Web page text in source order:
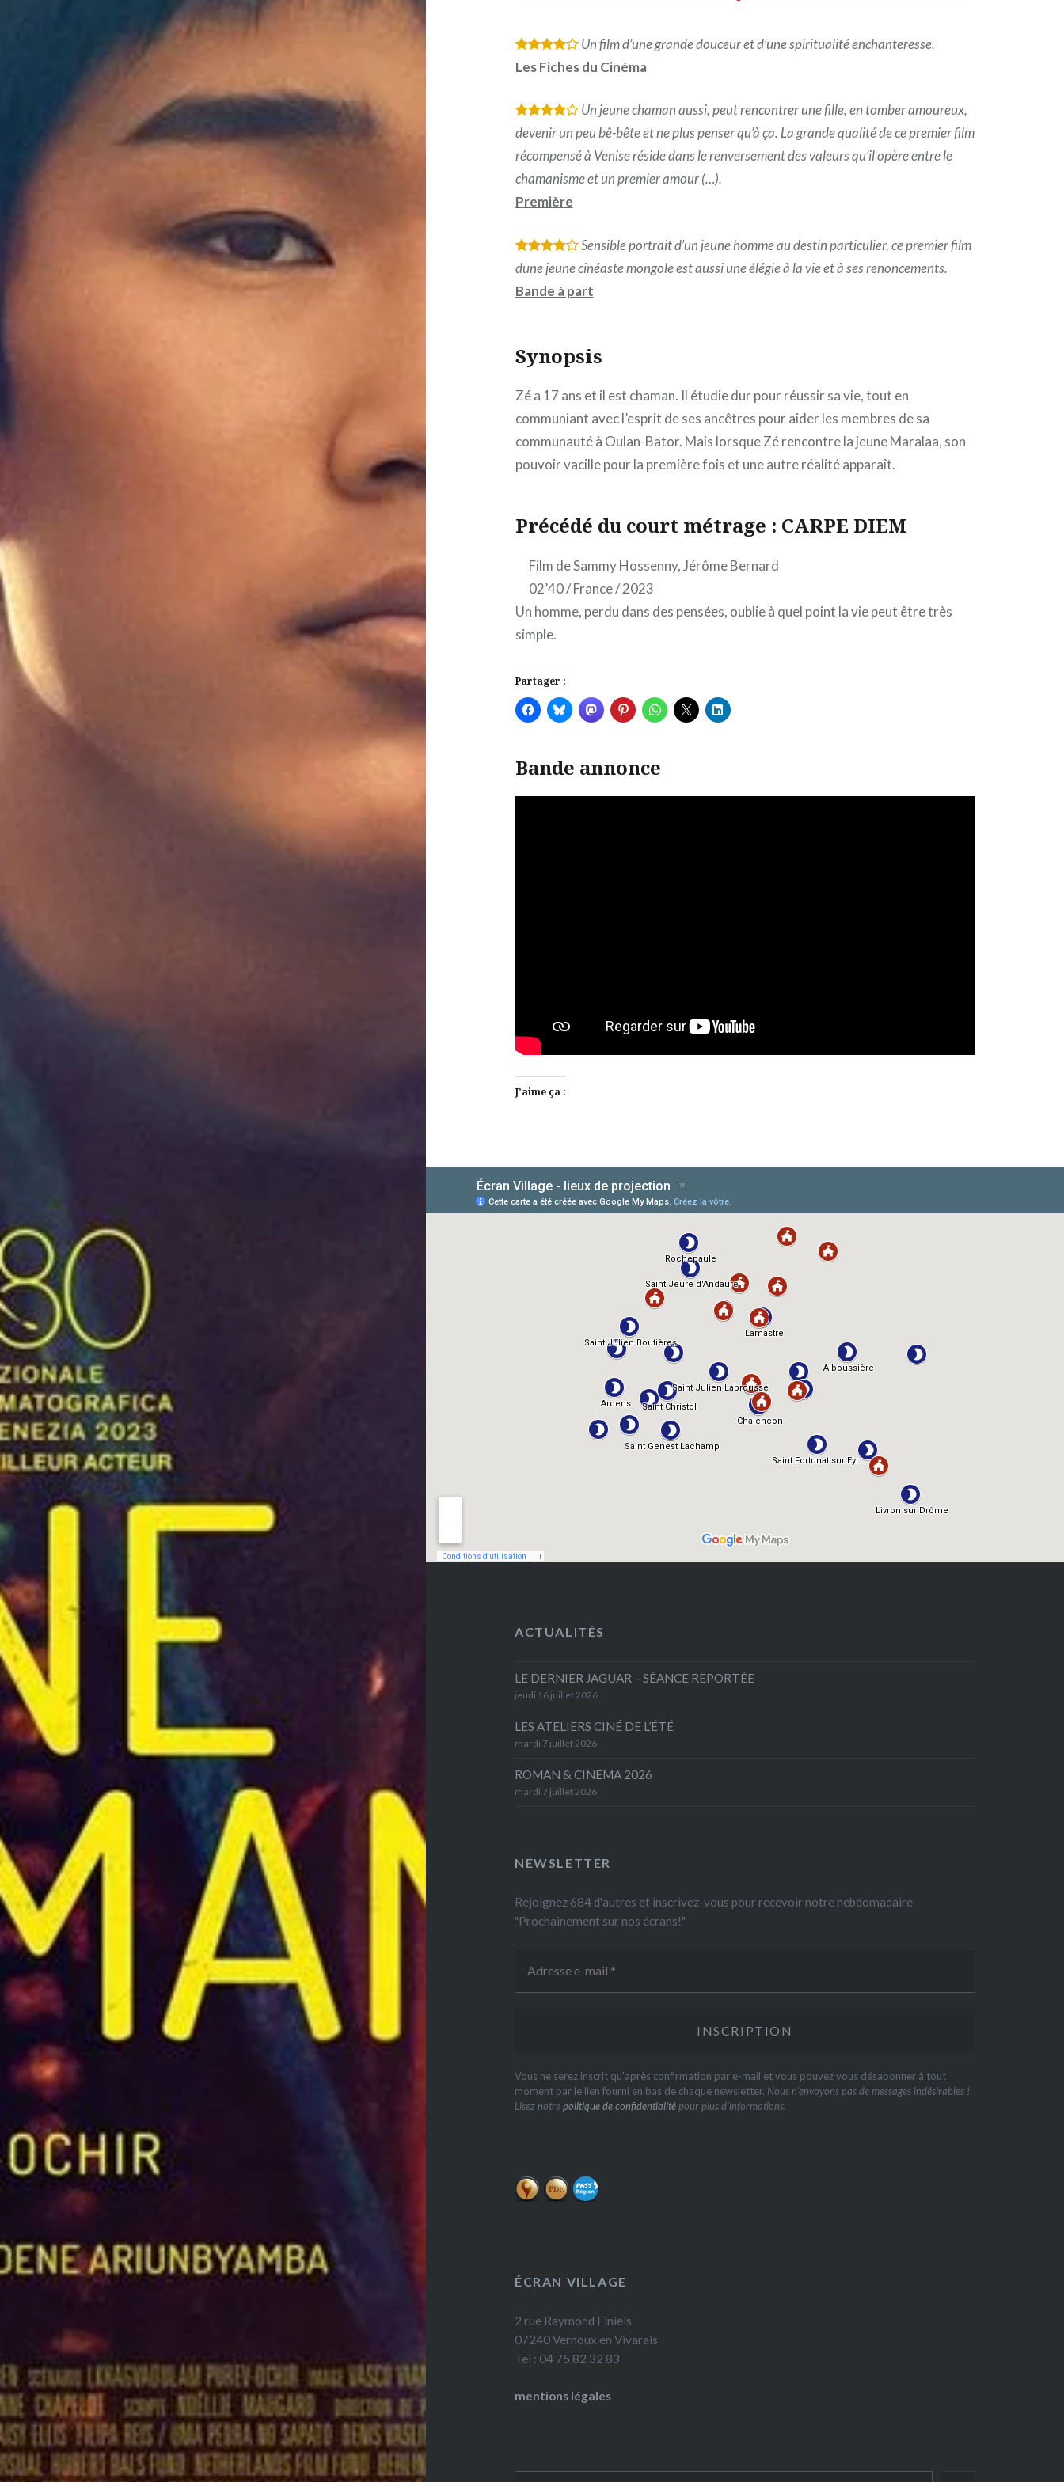
* * * *
Un film d’une grande douceur et d’une spiritualité enchanteresse.
Les Fiches du Cinéma
* * * *
Un jeune chaman aussi, peut rencontrer une fille, en tomber amoureux,
devenir un peu bê-bête et ne plus penser qu’à ça. La grande qualité de ce premier film
récompensé à Venise réside dans le renversement des valeurs qu’il opère entre le
chamanisme et un premier amour (…).
Première
* * * *
Sensible portrait d’un jeune homme au destin particulier, ce premier film
dune jeune cinéaste mongole est aussi une élégie à la vie et à ses renoncements.
Bande à part
Synopsis
Zé a 17 ans et il est chaman. Il étudie dur pour réussir sa vie, tout en
communiant avec l’esprit de ses ancêtres pour aider les membres de sa
communauté à Oulan-Bator. Mais lorsque Zé rencontre la jeune Maralaa, son
pouvoir vacille pour la première fois et une autre réalité apparaît.
Précédé du court métrage : CARPE DIEM
Film de Sammy Hossenny, Jérôme Bernard
02’40 / France / 2023
Un homme, perdu dans des pensées, oublie à quel point la vie peut être très
simple.
Partager :
Bande annonce
J’aime ça :
AlloCiné
ACTUALITÉS
LE DERNIER JAGUAR – SÉANCE REPORTÉE
jeudi 16 juillet 2026
LES ATELIERS CINÉ DE L’ÉTÉ
mardi 7 juillet 2026
ROMAN & CINEMA 2026
mardi 7 juillet 2026
NEWSLETTER
Rejoignez 684 d'autres et inscrivez-vous pour recevoir notre hebdomadaire
"Prochainement sur nos écrans!"
Vous ne serez inscrit qu'après confirmation par e-mail et vous pouvez vous désabonner à tout
moment par le lien fourni en bas de chaque newsletter. Nous n’envoyons pas de messages indésirables !
Lisez notrepolitique de confidentialitépour plus d’informations.
ÉCRAN VILLAGE
2 rue Raymond Finiels
07240 Vernoux en Vivarais
Tel : 04 75 82 32 83
mentions légales